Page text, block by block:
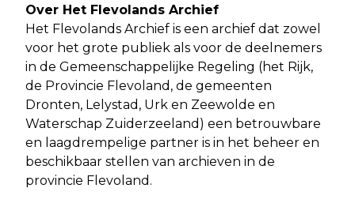
Over Het Flevolands Archief
Het Flevolands Archief is een archief dat zowel
voor het grote publiek als voor de deelnemers
in de Gemeenschappelijke Regeling (het Rijk,
de Provincie Flevoland, de gemeenten
Dronten, Lelystad, Urk en Zeewolde en
Waterschap Zuiderzeeland) een betrouwbare
en laagdrempelige partner is in het beheer en
beschikbaar stellen van archieven in de
provincie Flevoland.